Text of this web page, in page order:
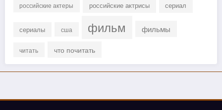
российские актеры российские актрисы сериал
сериалы сша фильм фильмы
читать что почитать